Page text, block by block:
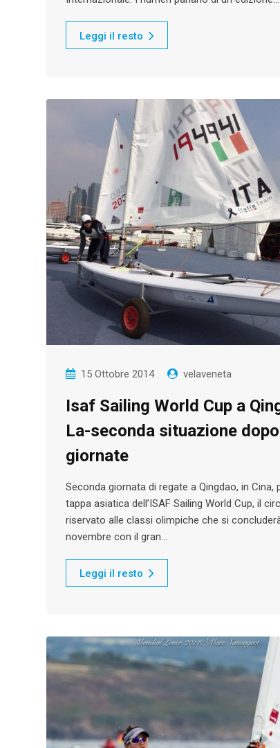
Leggi il resto
15 Ottobre 2014 velaveneta
Isaf Sailing World Cup a
La-seconda situazione
giornate
Seconda giornata di regate a Qingdao, in Cina,
tappa asiatica dell’ISAF Sailing World Cup, il
riservato alle classi olimpiche che si
novembre con il gran…
Leggi il resto